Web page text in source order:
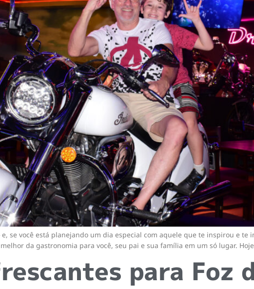
e, se você está planejando um dia especial com aquele que te inspirou e te
da gastronomia para você, seu pai e sua família em um só lugar.
para Foz